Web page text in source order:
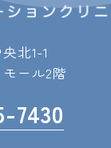
北1-1
ール2階
7430